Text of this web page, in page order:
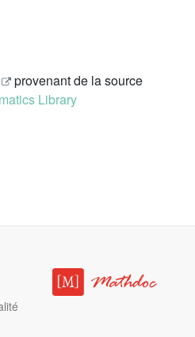
provenant de la source
Library